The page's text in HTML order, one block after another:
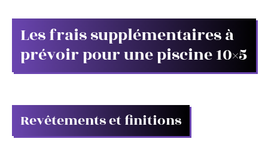
Les frais supplémentaires à
prévoir pour une piscine 10×5
Revêtements et finitions